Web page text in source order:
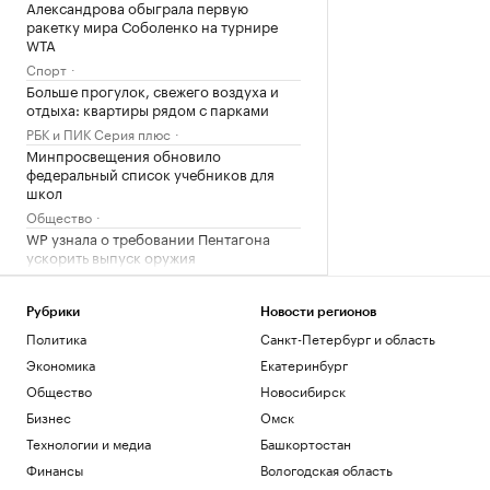
Александрова обыграла первую
ракетку мира Соболенко на турнире
WTA
Спорт
Больше прогулок, свежего воздуха и
отдыха: квартиры рядом с парками
РБК и ПИК Серия плюс
Минпросвещения обновило
федеральный список учебников для
школ
Общество
WP узнала о требовании Пентагона
ускорить выпуск оружия
Политика
РБК ТВ Юг: ввод жилья в Ростовской
области вырастет в 2026 г.
Ростов-на-Дону
Что известно об атаках БПЛА на
регионы России. Главное к 9 августа
Политика
восьми районах Ростовской области
Ростов-на-Дону
Рубрики
Политика
Экономика
Общество
Бизнес
Технологии и медиа
Финансы
Новости регионов
Санкт-Петербург и область
Екатеринбург
Новосибирск
Омск
Башкортостан
Вологодская область